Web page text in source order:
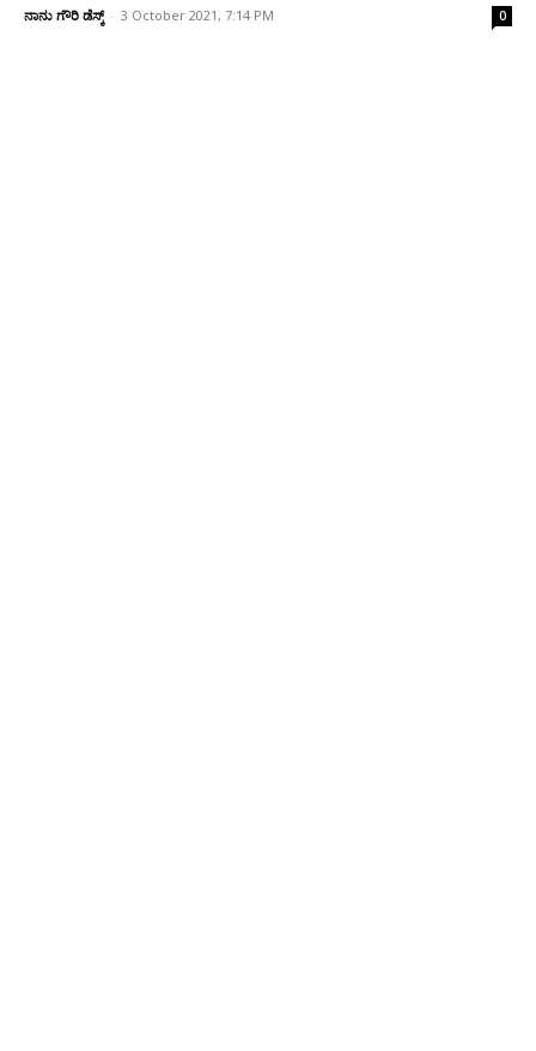
ನಾನು ಗೌರಿ ಡೆಸ್ಕ್ - 3 October 2021, 7:14 PM 0